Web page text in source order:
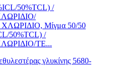
50%TCL) /
ΤΕ...